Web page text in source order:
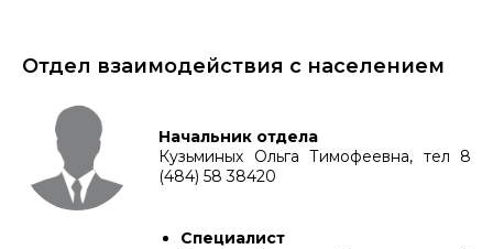
Отдел взаимодействия с населением
Начальник отдела
Кузьминых Ольга Тимофеевна, тел 8
(484) 58 38420
Специалист